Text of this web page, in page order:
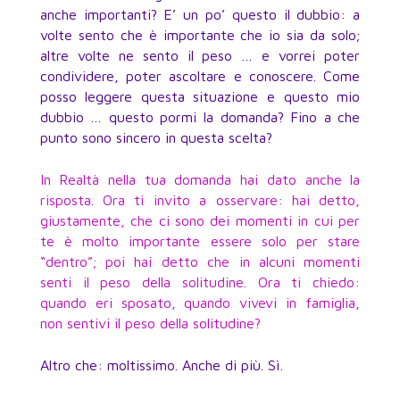
anche importanti? E’ un po’ questo il dubbio: a
volte sento che è importante che io sia da solo;
altre volte ne sento il peso … e vorrei poter
condividere, poter ascoltare e conoscere. Come
posso leggere questa situazione e questo mio
dubbio … questo pormi la domanda? Fino a che
punto sono sincero in questa scelta?
In Realtà nella tua domanda hai dato anche la
risposta. Ora ti invito a osservare: hai detto,
giustamente, che ci sono dei momenti in cui per
te è molto importante essere solo per stare
“dentro”; poi hai detto che in alcuni momenti
senti il peso della solitudine. Ora ti chiedo:
quando eri sposato, quando vivevi in famiglia,
non sentivi il peso della solitudine?
Altro che: moltissimo. Anche di più. Sì.